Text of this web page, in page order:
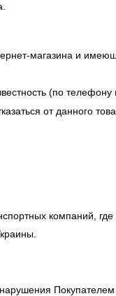
магазина и
(по телефону
от данного
компаний, где
Покупателем